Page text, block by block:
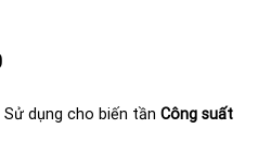
Sử dụng cho biến tần Công suất